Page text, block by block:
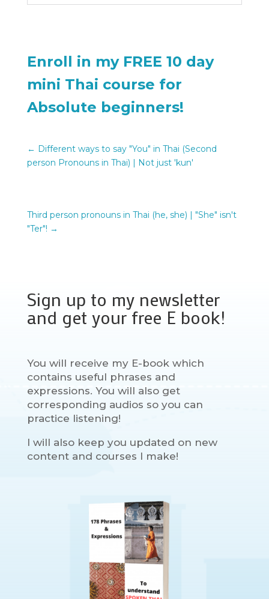
Enroll in my FREE 10 day
mini Thai course for
Absolute beginners!
← Different ways to say "You" in Thai (Second
person Pronouns in Thai) | Not just 'kun'
Third person pronouns in Thai (he, she) | "She" isn't
"Ter"! →
Sign up to my newsletter
and get your free E book!
You will receive my E-book which
contains useful phrases and
expressions. You will also get
corresponding audios so you can
practice listening!
I will also keep you updated on new
content and courses I make!